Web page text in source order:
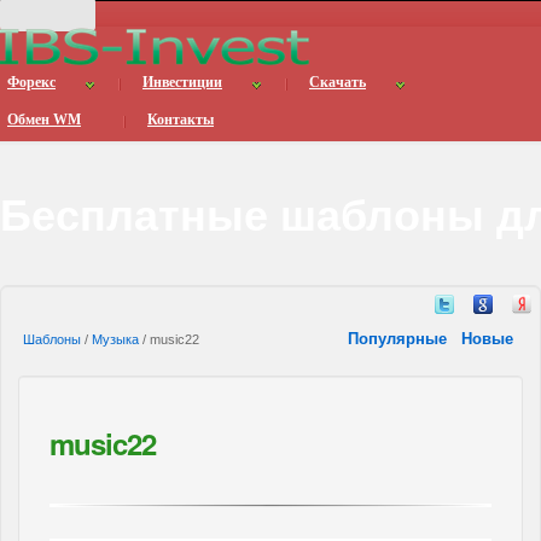
Форекс Инвестиции Скачать
Обмен WM Контакты
Шаблоны / Музыка / music22 Популярные Новые
music22